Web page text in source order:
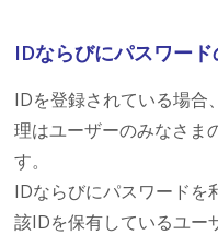
IDならびにパスワー
IDを登録されている場合
理はユーザーのみなさま
す。
IDならびにパスワードを
該IDを保有しているユー